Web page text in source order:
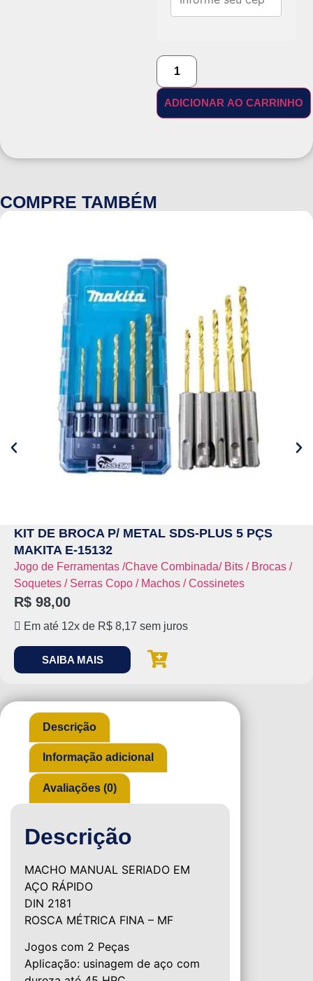
ADICIONAR AO CARRINHO
COMPRE TAMBÉM
KIT DE BROCA P/ METAL SDS-PLUS 5 PÇS
MAKITA E-15132
Jogo de Ferramentas /Chave Combinada/ Bits / Brocas /
Soquetes / Serras Copo / Machos / Cossinetes
R$ 98,00
Em até 12x de R$ 8,17 sem juros
SAIBA MAIS
Descrição
Informação adicional
Avaliações (0)
Descrição
MACHO MANUAL SERIADO EM
AÇO RÁPIDO
DIN 2181
ROSCA MÉTRICA FINA – MF
Jogos com 2 Peças
Aplicação: usinagem de aço com